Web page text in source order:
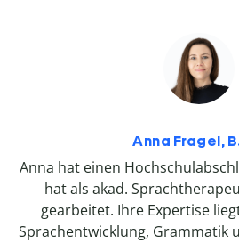
Anna Fragel,
Anna hat einen
hat als akad.
gearbeitet. Ihre Expertise
Sprachentwicklung, Grammatik